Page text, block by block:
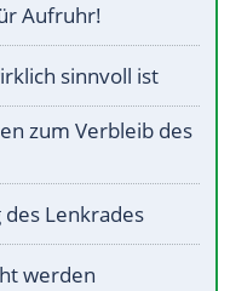
Aufruhr!
sinnvoll ist
zum Verbleib des
Lenkrades
werden